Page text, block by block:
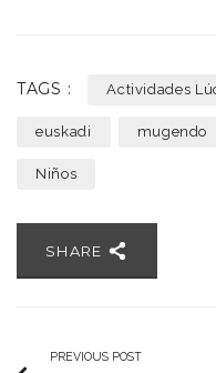
TAGS : Actividades
euskadi mugendo
Niños
SHARE
PREVIOUS POST